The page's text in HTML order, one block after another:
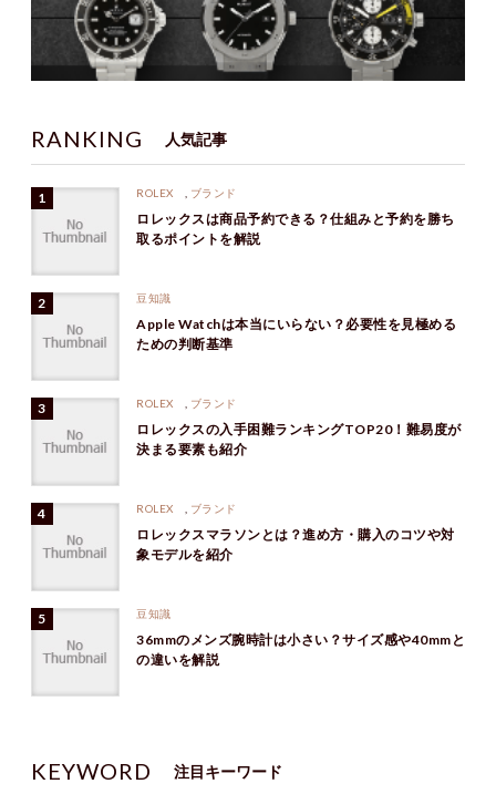
RANKING 人気記事
ROLEX ブランド
ロレックスは商品予約できる？仕組みと予約を勝ち
取るポイントを解説
豆知識
Apple Watchは本当にいらない？必要性を見極める
ための判断基準
ROLEX ブランド
ロレックスの入手困難ランキングTOP20！難易度が
決まる要素も紹介
ROLEX ブランド
ロレックスマラソンとは？進め方・購入のコツや対
象モデルを紹介
豆知識
36mmのメンズ腕時計は小さい？サイズ感や40mmと
の違いを解説
KEYWORD 注目キーワード